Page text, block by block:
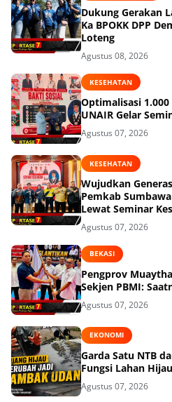
Dukung Gerakan
Ka BPOKK DPP
Loteng
Agustus 08, 2026
KESEHATAN
Optimalisasi 1.000
UNAIR Gelar
Agustus 07, 2026
KESEHATAN
Wujudkan
Pemkab
Lewat Seminar
Agustus 07, 2026
BEKASI
Pengprov
Sekjen PBMI:
Agustus 07, 2026
EKONOMI
Garda Satu NTB
Fungsi Lahan
Agustus 07, 2026